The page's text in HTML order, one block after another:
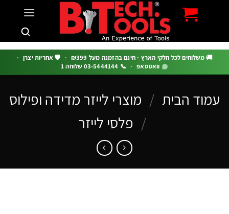
משלוחים לכל חלקי הארץ · חינם בהזמנה מעל ₪399 · 🛡️ אחריות יצרן ·
וואטסאפ · 📞 03-5444144 שלוחה 1
הבית /
מוצרי לייזר מדידה ופילוס
פלסי לייזר